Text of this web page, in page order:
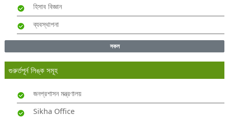
হিসাব বিজ্ঞান
ব্যবস্থাপনা
সকল
গুরুর্তপূর্ন লিঙ্ক সমূহ
জনপ্রশাসন মন্ত্রণালয়
Sikha Office